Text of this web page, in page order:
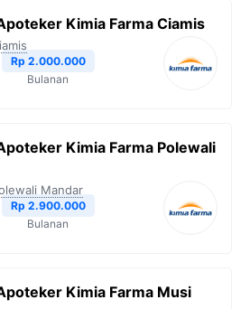
Kimia Farma Ciamis
Rp 2.000.000
Bulanan
Kimia Farma Polewali
Mandar
Rp 2.900.000
Bulanan
Kimia Farma Musi